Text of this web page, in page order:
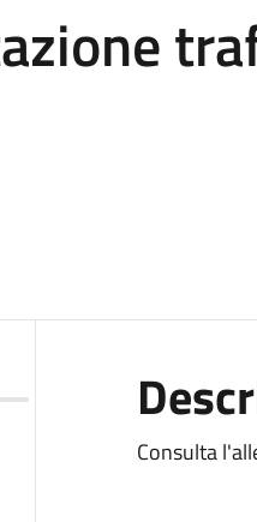
Consulta